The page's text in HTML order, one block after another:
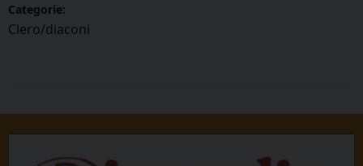
Categorie:
Clero/diaconi